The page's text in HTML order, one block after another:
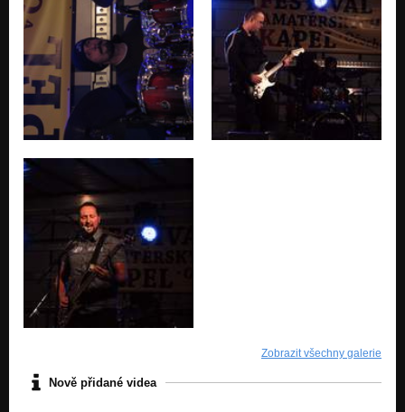
Zobrazit všechny galerie
Nově přidané videa